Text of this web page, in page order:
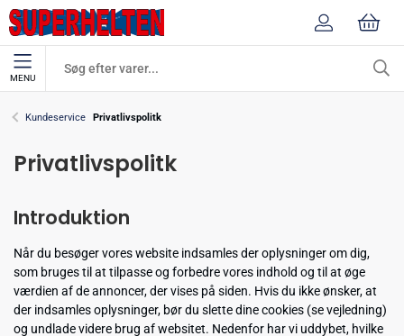
MENU
Kundeservice Privatlivspolitk
Privatlivspolitk
Introduktion
Når du besøger vores website indsamles der oplysninger om dig,
som bruges til at tilpasse og forbedre vores indhold og til at øge
værdien af de annoncer, der vises på siden. Hvis du ikke ønsker, at
der indsamles oplysninger, bør du slette dine cookies (se vejledning)
og undlade videre brug af websitet. Nedenfor har vi uddybet, hvilke